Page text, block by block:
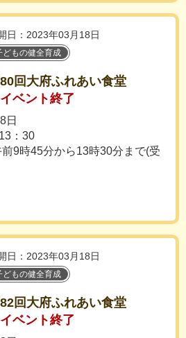
日：2023年03月18日
どもの健全育成
回大府ふれあい食堂
イベント終了
日
：30
9時45分から13時30分まで(受
日：2023年03月18日
どもの健全育成
回大府ふれあい食堂
イベント終了